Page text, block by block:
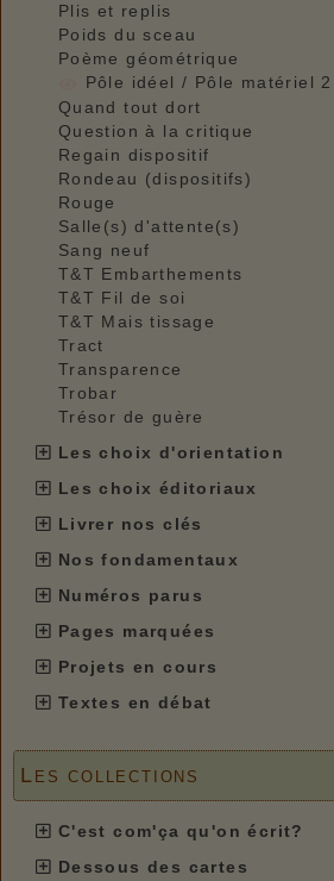
Plis et replis
Poids du sceau
Poème géométrique
Pôle idéel / Pôle matériel 2
Quand tout dort
Question à la critique
Regain dispositif
Rondeau (dispositifs)
Rouge
Salle(s) d'attente(s)
Sang neuf
T&T Embarthements
T&T Fil de soi
T&T Mais tissage
Tract
Transparence
Trobar
Trésor de guère
Les choix d'orientation
Les choix éditoriaux
Livrer nos clés
Nos fondamentaux
Numéros parus
Pages marquées
Projets en cours
Textes en débat
Les collections
C'est com'ça qu'on écrit?
Dessous des cartes